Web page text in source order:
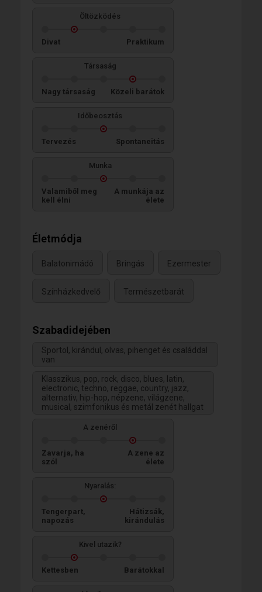
Öltözködés
Divat Praktikum
Társaság
Nagy társaság Közeli barátok
Időbeosztás
Tervezés Spontaneitás
Munka
Valamiből meg
kell élni
A munkája az
élete
Életmódja
Balatonimádó Bringás Ezermester
Színházkedvelő Természetbarát
Szabadidejében
Sportol, kirándul, olvas, pihenget és családdal
van
Klasszikus, pop, rock, disco, blues, latin,
electronic, techno, reggae, country, jazz,
alternativ, hip-hop, népzene, világzene,
musical, szimfonikus és metál zenét hallgat
A zenéről
Zavarja, ha
szól
A zene az
élete
Nyaralás:
Tengerpart,
napozás
Hátizsák,
kirándulás
Kivel utazik?
Kettesben Barátokkal